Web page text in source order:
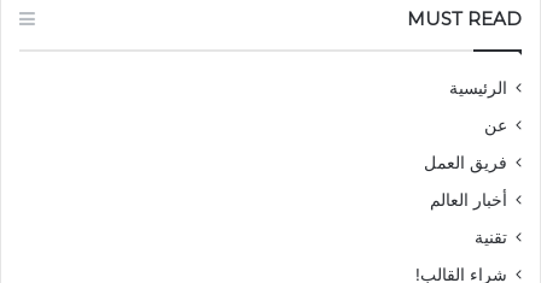
MUST READ
الرئيسية
عن
فريق العمل
أخبار العالم
تقنية
شراء القالب!